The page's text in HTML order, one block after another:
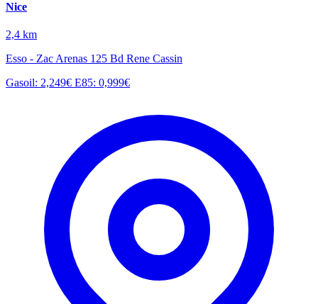
Nice
2,4 km
Esso - Zac Arenas 125 Bd Rene Cassin
Gasoil: 2,249€ E85: 0,999€